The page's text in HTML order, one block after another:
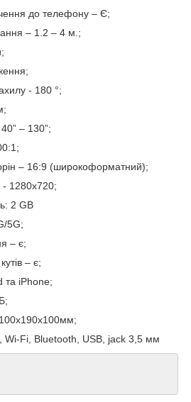
до телефону – Є;
– 1.2 – 4 м.;
- 180 °;
– 130”;
– 16:9 (широкоформатний);
- 1280х720;
2 GB
5G;
– є;
– є;
та iPhone;
Wi-Fi, Bluetooth, USB, jack 3,5 мм